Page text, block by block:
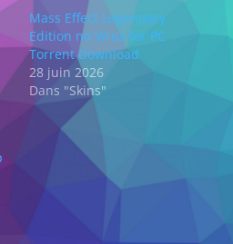
Mass Effect Legendary
Edition no Virus for PC
Torrent Download
28 juin 2026
Dans "Skins"